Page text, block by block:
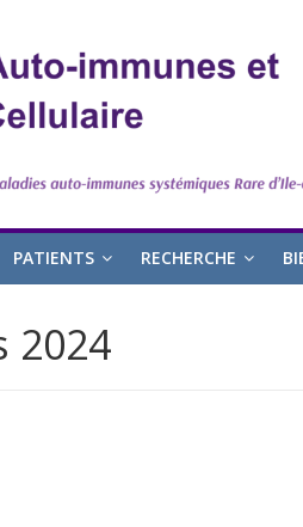
PATIENTS RECHERCHE
2024